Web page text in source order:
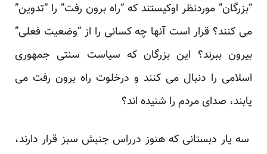
“بزرگان” موردنظر اوکیستند که “راه برون رفت” را “تدوین”
می کنند؟ قرار است آنها چه کسانی را از “وضعیت فعلی”
بیرون ببرند؟ این بزرگان که سیاست سنتی جمهوری
اسلامی را دنبال می کنند و درخلوت راه برون رفت می
یابند، صدای مردم را شنیده اند؟
سه یار دبستانی که هنوز درراس جنبش سبز قرار دارند،